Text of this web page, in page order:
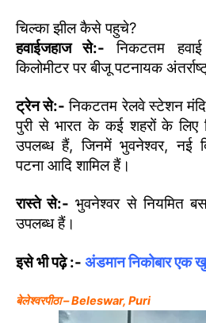
चिल्का झील कैसे पहुचे?
हवाईजहाज से:- निकटतम
किलोमीटर पर बीजू पटनायक
ट्रेन से:- निकटतम रेलवे स्टेशन
पुरी से भारत के कई शहरों के लिए
उपलब्ध हैं, जिनमें भुवनेश्वर, नई
पटना आदि शामिल हैं।
रास्ते से:- भुवनेश्वर से नियमित
उपलब्ध हैं।
इसे भी पढ़े :- अंडमान निकोबार एक
बेलेश्वरपीठा –Beleswar, Puri